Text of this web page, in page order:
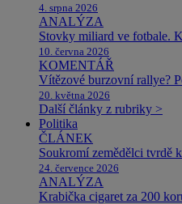
4. srpna 2026
ANALÝZA
Stovky miliard ve fotbale.
10. června 2026
KOMENTÁŘ
Vítězové burzovní rallye?
20. května 2026
Další články z rubriky >
Politika
ČLÁNEK
Soukromí zemědělci tvrdě
24. července 2026
ANALÝZA
Krabička cigaret za 200